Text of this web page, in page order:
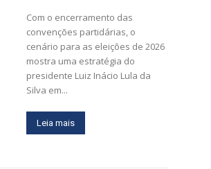
Com o encerramento das
convenções partidárias, o
cenário para as eleições de 2026
mostra uma estratégia do
presidente Luiz Inácio Lula da
Silva em...
Leia mais